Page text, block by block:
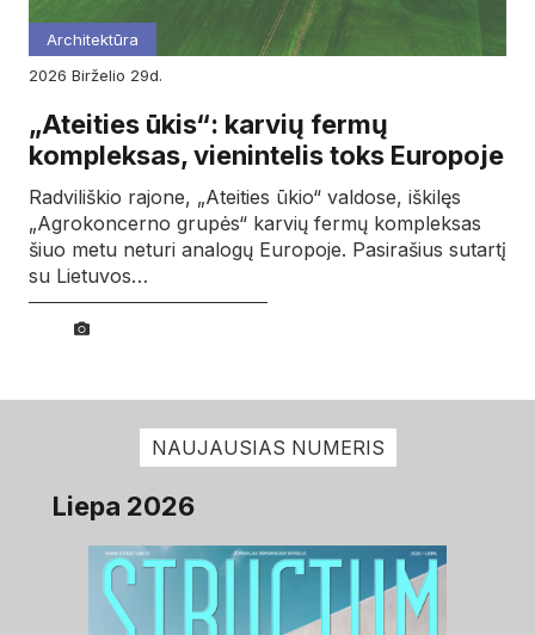
Architektūra
2026
birželio 29d.
„Ateities ūkis“: karvių fermų
kompleksas, vienintelis toks Europoje
Radviliškio rajone, „Ateities ūkio“ valdose, iškilęs
„Agrokoncerno grupės“ karvių fermų kompleksas
šiuo metu neturi analogų Europoje. Pasirašius sutartį
su Lietuvos…
NAUJAUSIAS NUMERIS
Liepa 2026